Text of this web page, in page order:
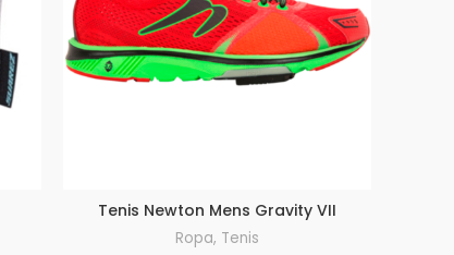
Tenis Newton Mens Gravity VII
Ropa, Tenis